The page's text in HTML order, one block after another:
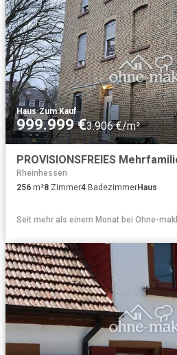
Haus·Zum Kauf
999.999 €3.906 €/m²
Rheinhessen
256 m²8 Zimmer4 BadezimmerHaus
Seit mehr als einem Monat bei Ohne-